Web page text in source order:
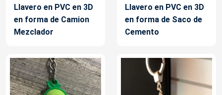
Llavero en PVC en 3D
en forma de Camion
Mezclador
Llavero en PVC en 3D
en forma de Saco de
Cemento